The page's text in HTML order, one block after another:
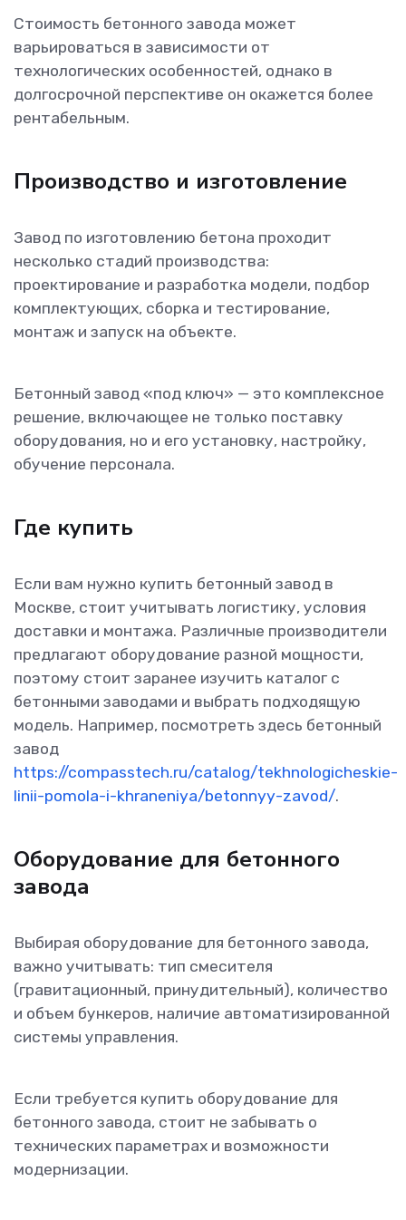
Стоимость бетонного завода может
варьироваться в зависимости от
технологических особенностей, однако в
долгосрочной перспективе он окажется более
рентабельным.
Производство и изготовление
Завод по изготовлению бетона проходит
несколько стадий производства:
проектирование и разработка модели, подбор
комплектующих, сборка и тестирование,
монтаж и запуск на объекте.
Бетонный завод «под ключ» — это комплексное
решение, включающее не только поставку
оборудования, но и его установку, настройку,
обучение персонала.
Где купить
Если вам нужно купить бетонный завод в
Москве, стоит учитывать логистику, условия
доставки и монтажа. Различные производители
предлагают оборудование разной мощности,
поэтому стоит заранее изучить каталог с
бетонными заводами и выбрать подходящую
модель. Например, посмотреть здесь бетонный
завод
https://compasstech.ru/catalog/tekhnologicheskie-
linii-pomola-i-khraneniya/betonnyy-zavod/.
Оборудование для бетонного
завода
Выбирая оборудование для бетонного завода,
важно учитывать: тип смесителя
(гравитационный, принудительный), количество
и объем бункеров, наличие автоматизированной
системы управления.
Если требуется купить оборудование для
бетонного завода, стоит не забывать о
технических параметрах и возможности
модернизации.